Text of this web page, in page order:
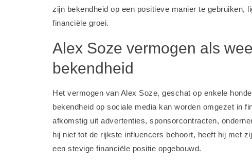
zijn bekendheid op een positieve manier te gebruiken,
financiële groei.
Alex Soze vermogen als
bekendheid
Het vermogen van Alex Soze, geschat op enkele
bekendheid op sociale media kan worden omgezet in
afkomstig uit advertenties, sponsorcontracten,
hij niet tot de rijkste influencers behoort, heeft hij met
een stevige financiële positie opgebouwd.